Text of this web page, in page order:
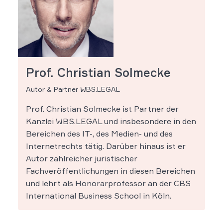
Prof. Christian Solmecke
Autor & Partner WBS.LEGAL
Prof. Christian Solmecke ist Partner der
Kanzlei WBS.LEGAL und insbesondere in den
Bereichen des IT-, des Medien- und des
Internetrechts tätig. Darüber hinaus ist er
Autor zahlreicher juristischer
Fachveröffentlichungen in diesen Bereichen
und lehrt als Honorarprofessor an der CBS
International Business School in Köln.